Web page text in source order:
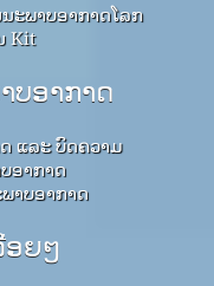
ະພາບອາກາດໂລກ
Kit
ບອາກາດ
ແລະ ບົດຄວາມ
ອາກາດ
າບອາກາດ
ອຍໆ